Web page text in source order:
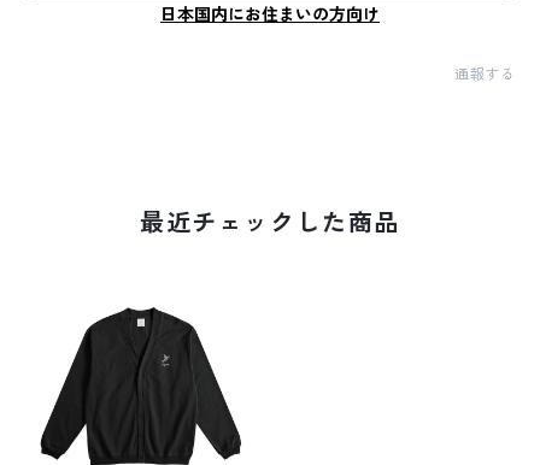
日本国内にお住まいの方向け
通報する
最近チェックした商品